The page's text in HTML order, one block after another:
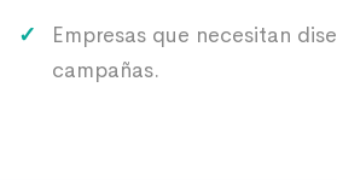
Empresas que necesitan
campañas.